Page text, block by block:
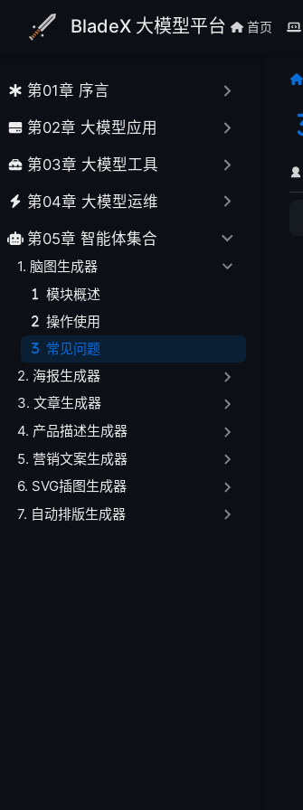
跳至主要內容
BladeX 大模型平台 首页
第01章 序言
第02章 大模型应用
第03章 大模型工具
第04章 大模型运维
第05章 智能体集合
1. 脑图生成器
模块概述
操作使用
常见问题
2. 海报生成器
3. 文章生成器
4. 产品描述生成器
5. 营销文案生成器
6. SVG插图生成器
7. 自动排版生成器